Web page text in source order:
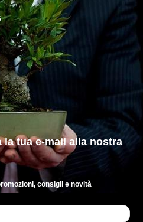
e-mailalla nostra
consigli e novità